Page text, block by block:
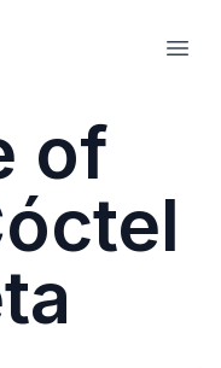
of